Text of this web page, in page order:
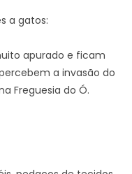
a gatos:
apurado e ficam
a invasão do
Freguesia do Ó.